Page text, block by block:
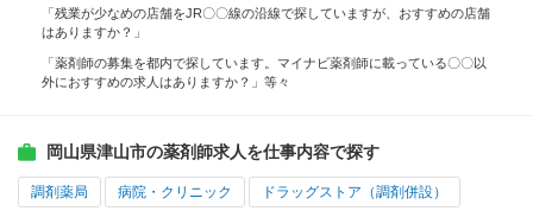
「残業が少なめの店舗をJR〇〇線の沿線で探していますが、おすすめの店舗
はありますか？」
「薬剤師の募集を都内で探しています。マイナビ薬剤師に載っている〇〇以
外におすすめの求人はありますか？」等々
岡山県津山市の薬剤師求人を仕事内容で探す
調剤薬局 病院・クリニック ドラッグストア（調剤併設）